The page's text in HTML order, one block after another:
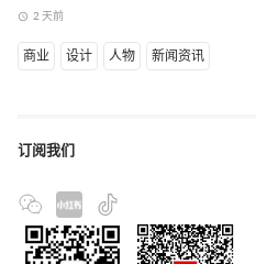
access_time 2 天前
商业 设计 人物 新闻资讯
订阅我们